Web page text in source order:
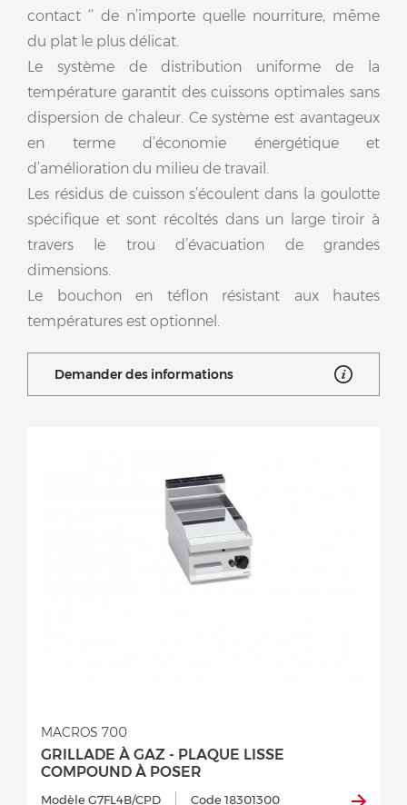
contact ‘’ de n’importe quelle nourriture, même
du plat le plus délicat.
Le système de distribution uniforme de la
température garantit des cuissons optimales sans
dispersion de chaleur. Ce système est avantageux
en terme d’économie énergétique et
d’amélioration du milieu de travail.
Les résidus de cuisson s’écoulent dans la goulotte
spécifique et sont récoltés dans un large tiroir à
travers le trou d’évacuation de grandes
dimensions.
Le bouchon en téflon résistant aux hautes
températures est optionnel.
Demander des informations
GRILLADE À GAZ - PLAQUE LISSE
COMPOUND À POSER
MACROS 700
Modèle G7FL4B/CPD Code 18301300